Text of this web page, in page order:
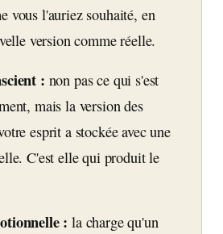
vous l'auriez souhaité, en
version comme réelle.
: non pas ce qui s'est
mais la version des
esprit a stockée avec une
C'est elle qui produit le
: la charge qu'un